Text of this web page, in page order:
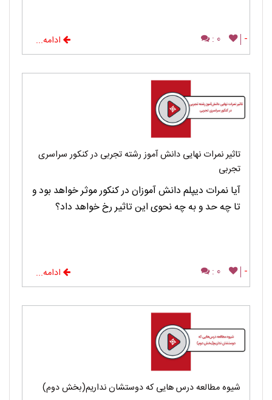
-
0 : ادامه...
تاثیر نمرات نهایی دانش آموز رشته تجربی در کنکور سراسری
تجربی
آیا نمرات دیپلم دانش آموزان در کنکور موثر خواهد بود و
تا چه حد و به چه نحوی این تاثیر رخ خواهد داد؟
-
0 : ادامه...
شیوه مطالعه درس هایی که دوستشان نداریم(بخش دوم)